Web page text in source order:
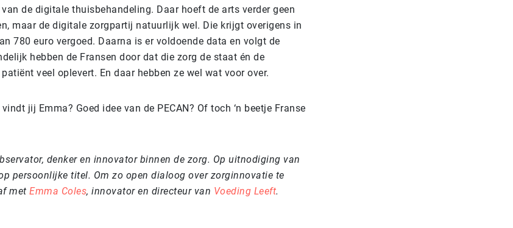
de digitale thuisbehandeling. Daar hoeft de arts verder geen
maar de digitale zorgpartij natuurlijk wel. Die krijgt overigens in
780 euro vergoed. Daarna is er voldoende data en volgt de
hebben de Fransen door dat die zorg de staat én de
veel oplevert. En daar hebben ze wel wat voor over.
jij Emma? Goed idee van de PECAN? Of toch ‘n beetje Franse
denker en innovator binnen de zorg. Op uitnodiging van
persoonlijke titel. Om zo open dialoog over zorginnovatie te
met Emma Coles, innovator en directeur van Voeding Leeft.